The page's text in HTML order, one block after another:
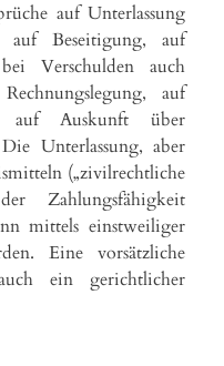
auf Unterlassung
auf Beseitigung, auf
Verschulden auch
auf
auf Auskunft über
Unterlassung, aber
(„zivilrechtliche
Zahlungsfähigkeit
mittels einstweiliger
Eine vorsätzliche
ein gerichtlicher